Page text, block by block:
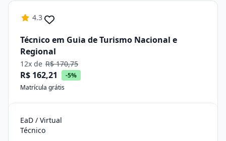
4.3
Técnico em Guia de Turismo Nacional e
Regional
12x de R$ 170,75
R$ 162,21
-5%
Matrícula grátis
EaD / Virtual
Técnico